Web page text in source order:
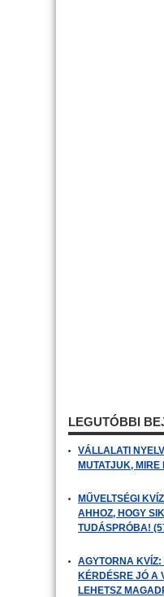
LEGUTÓBBI
VÁLLALATI
MUTATJUK, MIRE
MŰVELTSÉGI
AHHOZ, HOGY
TUDÁSPRÓBA!
AGYTORNA
KÉRDÉSRE JÓ A
LEHETSZ